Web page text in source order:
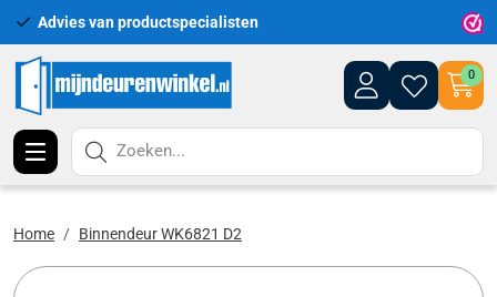
Advies van productspecialisten
0
Zoeken...
Home Binnendeur WK6821 D2